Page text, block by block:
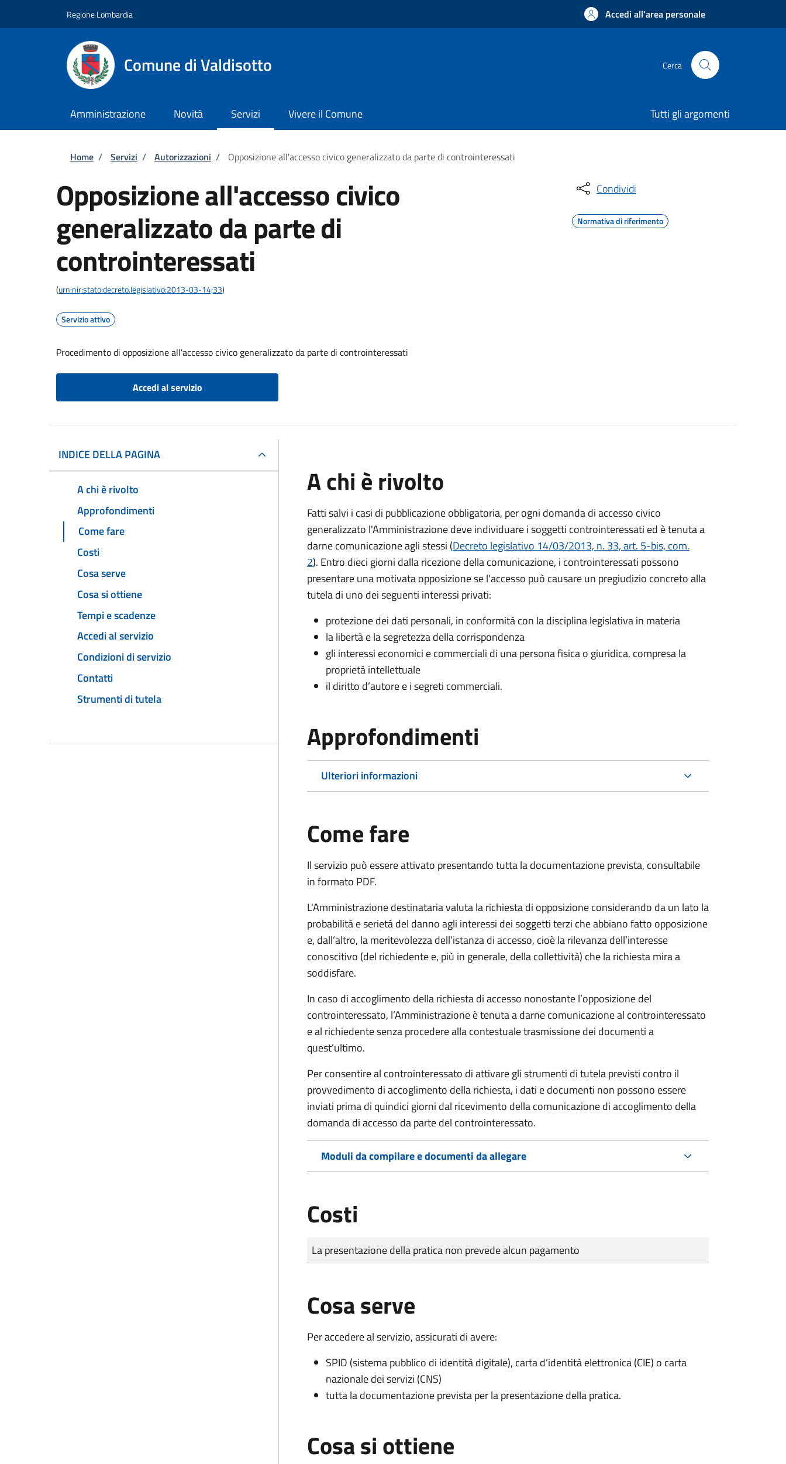
Regione Lombardia Accedi all'area personale
Comune di Valdisotto Cerca
Amministrazione Novità Servizi Vivere il Comune Tutti gli argomenti
Briciole di pane
Home / Servizi / Autorizzazioni / Opposizione all'accesso civico generalizzato da parte di controinteressati
Opposizione all'accesso civico
generalizzato da parte di
controinteressati
(urn:nir:stato:decreto.legislativo:2013-03-14;33)
Servizio attivo
Procedimento di opposizione all'accesso civico generalizzato da parte di controinteressati
Accedi al servizio
Condividi
Normativa di riferimento
INDICE DELLA PAGINA
A chi è rivolto
Approfondimenti
Come fare
Costi
Cosa serve
Cosa si ottiene
Tempi e scadenze
Accedi al servizio
Condizioni di servizio
Contatti
Strumenti di tutela
A chi è rivolto
Fatti salvi i casi di pubblicazione obbligatoria, per ogni domanda di accesso civico
generalizzato l'Amministrazione deve individuare i soggetti controinteressati ed è tenuta a
darne comunicazione agli stessi (Decreto legislativo 14/03/2013, n. 33, art. 5-bis, com.
2). Entro dieci giorni dalla ricezione della comunicazione, i controinteressati possono
presentare una motivata opposizione se l'accesso può causare un pregiudizio concreto alla
tutela di uno dei seguenti interessi privati:
protezione dei dati personali, in conformità con la disciplina legislativa in materia
la libertà e la segretezza della corrispondenza
gli interessi economici e commerciali di una persona fisica o giuridica, compresa la
proprietà intellettuale
il diritto d’autore e i segreti commerciali.
Approfondimenti
Ulteriori informazioni
Come fare
Il servizio può essere attivato presentando tutta la documentazione prevista, consultabile
in formato PDF.
L'Amministrazione destinataria valuta la richiesta di opposizione considerando da un lato la
probabilità e serietà del danno agli interessi dei soggetti terzi che abbiano fatto opposizione
e, dall’altro, la meritevolezza dell’istanza di accesso, cioè la rilevanza dell’interesse
conoscitivo (del richiedente e, più in generale, della collettività) che la richiesta mira a
soddisfare.
In caso di accoglimento della richiesta di accesso nonostante l’opposizione del
controinteressato, l’Amministrazione è tenuta a darne comunicazione al controinteressato
e al richiedente senza procedere alla contestuale trasmissione dei documenti a
quest’ultimo.
Per consentire al controinteressato di attivare gli strumenti di tutela previsti contro il
provvedimento di accoglimento della richiesta, i dati e documenti non possono essere
inviati prima di quindici giorni dal ricevimento della comunicazione di accoglimento della
domanda di accesso da parte del controinteressato.
Moduli da compilare e documenti da allegare
Costi
Tipo di pagamento
Importo
La presentazione della pratica non prevede alcun pagamento
Cosa serve
Per accedere al servizio, assicurati di avere:
SPID (sistema pubblico di identità digitale), carta d’identità elettronica (CIE) o carta
nazionale dei servizi (CNS)
tutta la documentazione prevista per la presentazione della pratica.
Cosa si ottiene